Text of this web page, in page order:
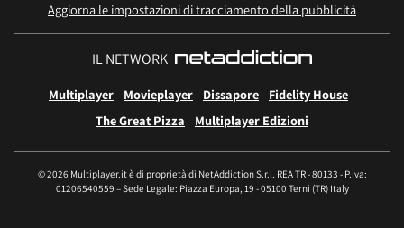
Aggiorna le impostazioni di tracciamento della pubblicità
IL NETWORK
Multiplayer Movieplayer Dissapore
Fidelity House
The Great Pizza
Multiplayer Edizioni
© 2026 Multiplayer.it è di proprietà di NetAddiction S.r.l. REA TR - 80133 - P.iva:
01206540559 – Sede Legale: Piazza Europa, 19 - 05100 Terni (TR) Italy